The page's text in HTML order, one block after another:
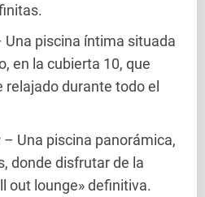
Una piscina íntima situada
en la cubierta 10, que
durante todo el
– Una piscina panorámica,
donde disfrutar de la
out lounge» definitiva.